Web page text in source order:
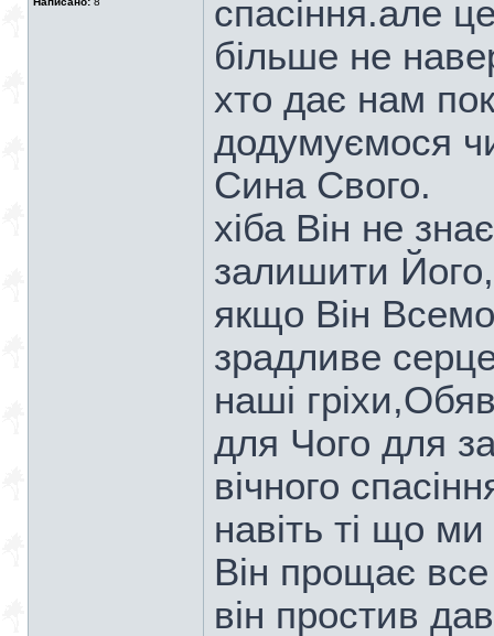
спасіння.але
більше не
хто дає нам
додумуємося
Сина Свого.
хіба Він не
залишити
якщо Він
зрадливе
наші
для Чого для
вічного
навіть ті що
Він прощає
він простив